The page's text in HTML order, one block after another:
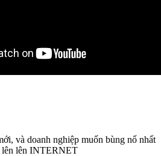
và doanh nghiệp muốn bùng nổ nhất
lên lên INTERNET